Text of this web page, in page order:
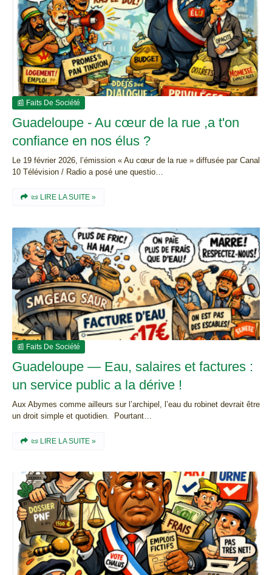
📰 Faits De Société
Guadeloupe - Au cœur de la rue ,a t'on
confiance en nos élus ?
Le 19 février 2026, l’émission « Au cœur de la rue » diffusée par Canal
10 Télévision / Radio a posé une questio…
📜 LIRE LA SUITE »
📰 Faits De Société
Guadeloupe — Eau, salaires et factures :
un service public a la dérive !
Aux Abymes comme ailleurs sur l’archipel, l’eau du robinet devrait être
un droit simple et quotidien. Pourtant…
📜 LIRE LA SUITE »